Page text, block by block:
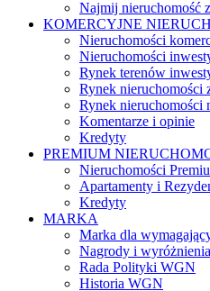
Najmij nieruchomość
KOMERCYJNE
Nieruchomości
Nieruchomości
Rynek terenów
Rynek nieruchomości
Rynek nieruchomości
Komentarze i opinie
Kredyty
PREMIUM
Nieruchomości
Apartamenty i
Kredyty
MARKA
Marka dla
Nagrody i
Rada Polityki WGN
Historia WGN